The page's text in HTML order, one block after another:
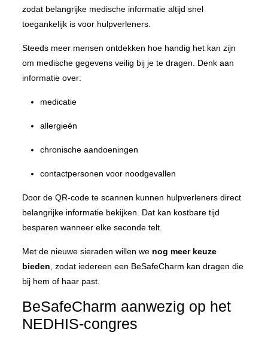
zodat belangrijke medische informatie altijd snel
toegankelijk is voor hulpverleners.
Steeds meer mensen ontdekken hoe handig het kan zijn
om medische gegevens veilig bij je te dragen. Denk aan
informatie over:
medicatie
allergieën
chronische aandoeningen
contactpersonen voor noodgevallen
Door de QR-code te scannen kunnen hulpverleners direct
belangrijke informatie bekijken. Dat kan kostbare tijd
besparen wanneer elke seconde telt.
Met de nieuwe sieraden willen we nog meer keuze
bieden , zodat iedereen een BeSafeCharm kan dragen die
bij hem of haar past.
BeSafeCharm aanwezig op het
NEDHIS-congres